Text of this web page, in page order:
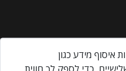
איסוף מידע כגון